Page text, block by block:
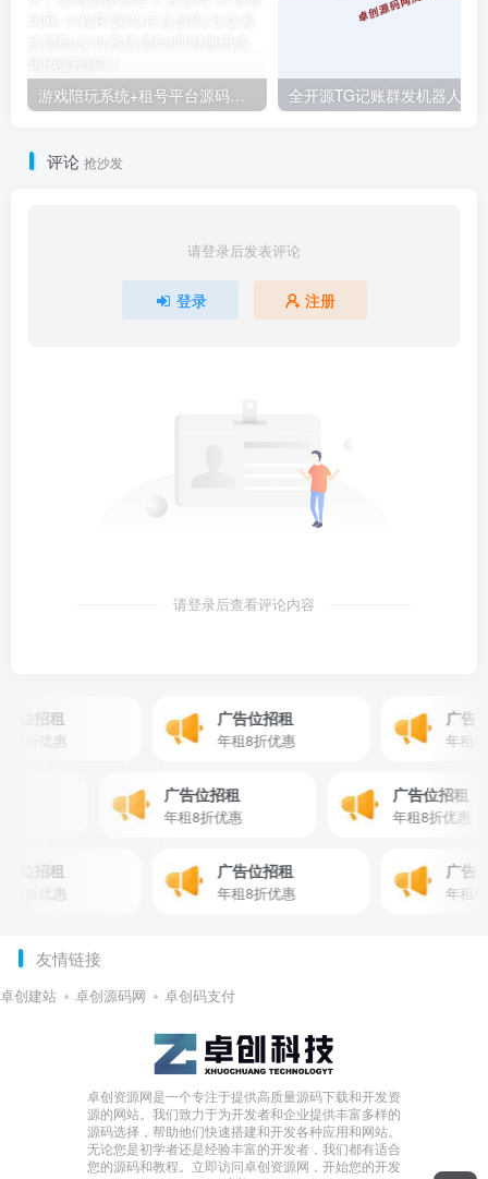
游戏陪玩系统+租号平台源码下载｜小姐姐陪玩/声优任务/绝地LOL下单｜多端适配威客平台源码
评论 抢沙发
请登录后发表评论
登录 注册
请登录后查看评论内容
位招租
折优惠
广告位招租
年租8折优惠
广告位
年租8
广告位招租
年租8折优惠
广告位招租
年租8折优惠
位招租
折优惠
广告位招租
年租8折优惠
广告位
年租8
友情链接
卓创建站 卓创源码网 卓创码支付
卓创资源网是一个专注于提供高质量源码下载和开发资
源的网站。我们致力于为开发者和企业提供丰富多样的
源码选择，帮助他们快速搭建和开发各种应用和网站。
无论您是初学者还是经验丰富的开发者，我们都有适合
您的源码和教程。立即访问卓创资源网，开始您的开发